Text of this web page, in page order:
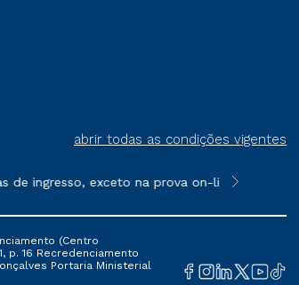
abrir todas as condições vigentes
exceto na prova on-line ou
(Centro
p. 16 Recredenciamento
Portaria Ministerial